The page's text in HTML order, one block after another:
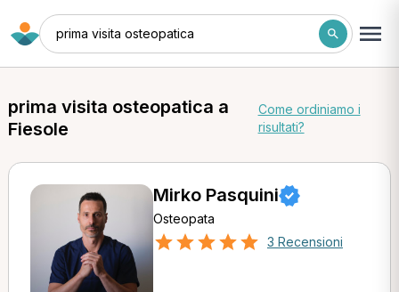
prima visita osteopatica
prima visita osteopatica a
Fiesole
Come ordiniamo i
risultati?
Mirko Pasquini
Osteopata
3 Recensioni